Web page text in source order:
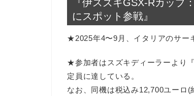
『伊スズキGSX-Rカップ
にスポット参戦』
★2025年4〜9月、イタリアのサー
★参加者はスズキディーラーより『
定員に達している。
なお、同機は税込み12,700ユーロ